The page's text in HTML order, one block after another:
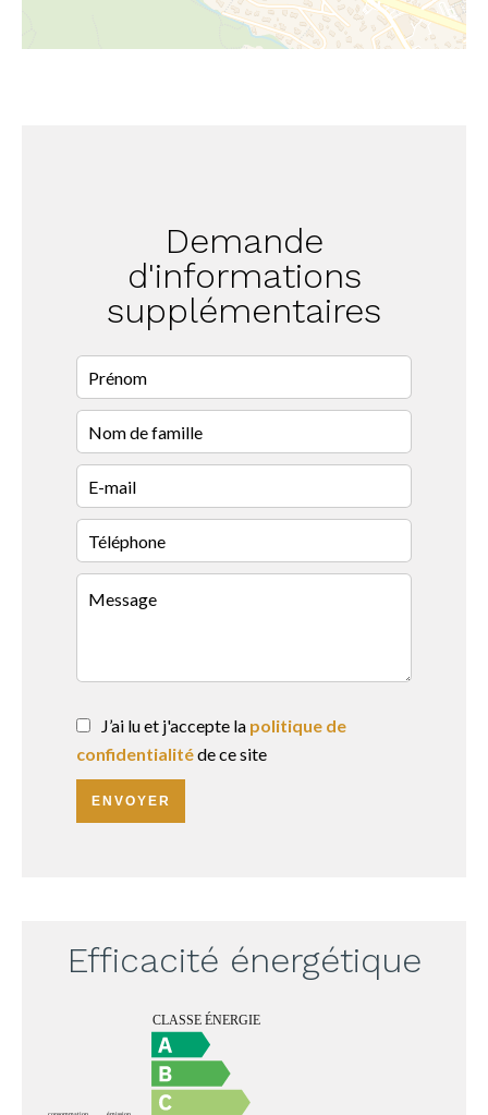
Demande
d'informations
supplémentaires
J’ai lu et j'accepte la politique de
confidentialitéde ce site
ENVOYER
Efficacité énergétique